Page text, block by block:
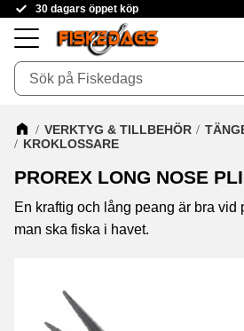
Meny
30 dagars öppet köp
VERKTYG & TILLBEHÖR
KROKLOSSARE
PROREX LONG NOSE
En kraftig och lång peang är bra vid
man ska fiska i havet.